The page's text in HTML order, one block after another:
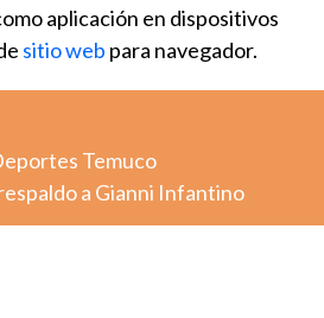
aplicación en dispositivos
sitio web para navegador.
Temuco
a Gianni Infantino